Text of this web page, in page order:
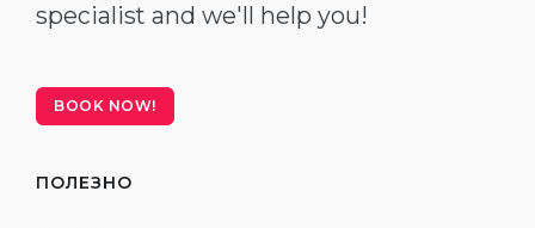
specialist and we'll help you!
BOOK NOW!
ПОЛЕЗНО